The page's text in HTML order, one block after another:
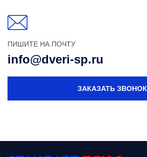
ПИШИТЕ НА ПОЧТУ
info@dveri-sp.ru
ЗАКАЗАТЬ ЗВОНОК